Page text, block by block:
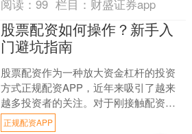
阅读：99 栏目： 财盛证券app
股票配资如何操作？新手入
门避坑指南
股票配资作为一种放大资金杠杆的投资
方式正规配资APP，近年来吸引了越来
越多投资者的关注。对于刚接触配资的
新手来说，了解操作流程和潜在风险至
正规配资APP